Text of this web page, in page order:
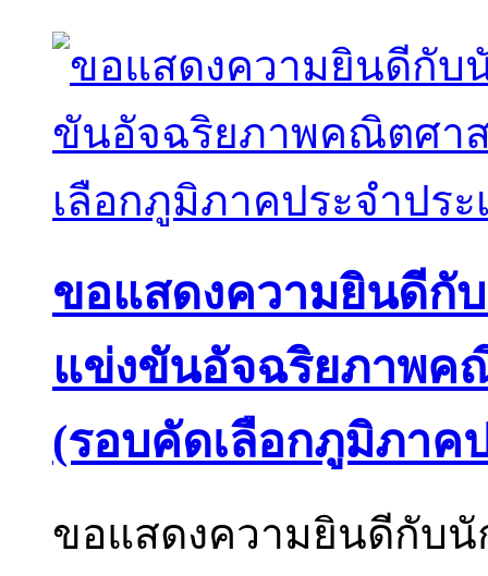
ขอแสดงความยินดีกับ
แข่งขันอัจฉริยภาพค
(รอบคัดเลือกภูมิภาค
ขอแสดงความยินดีกับนั